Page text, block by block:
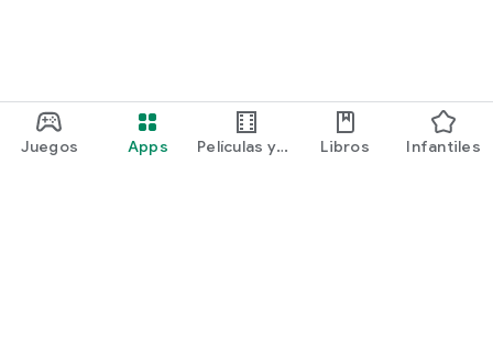
Juegos Apps
Películas y
Libros Infantiles